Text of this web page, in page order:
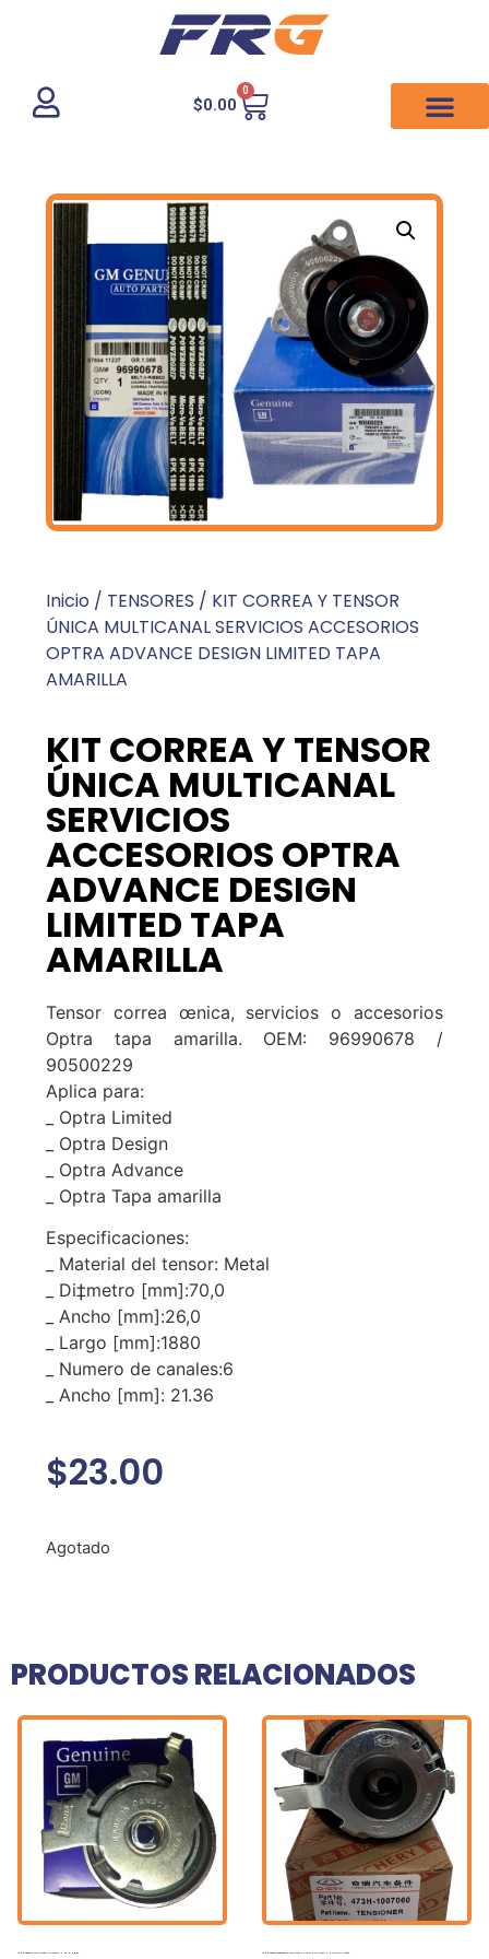
$0.00
0
Inicio / TENSORES / KIT CORREA Y TENSOR
ÚNICA MULTICANAL SERVICIOS ACCESORIOS
OPTRA ADVANCE DESIGN LIMITED TAPA
AMARILLA
KIT CORREA Y TENSOR
ÚNICA MULTICANAL
SERVICIOS
ACCESORIOS OPTRA
ADVANCE DESIGN
LIMITED TAPA
AMARILLA
Tensor correa œnica, servicios o accesorios
Optra tapa amarilla. OEM: 96990678 /
90500229
Aplica para:
_ Optra Limited
_ Optra Design
_ Optra Advance
_ Optra Tapa amarilla
Especificaciones:
_ Material del tensor: Metal
_ Di‡metro [mm]:70,0
_ Ancho [mm]:26,0
_ Largo [mm]:1880
_ Numero de canales:6
_ Ancho [mm]: 21.36
$23.00
Agotado
PRODUCTOS RELACIONADOS
TENSOR DE TIEMPO OPTRA LIMITED TACUMA NUBIRA TENSOR DE CORREA DE TIEMPO X1 ARAUCA ORINOCO X5 TIUNA TIGGO 2.0 A520